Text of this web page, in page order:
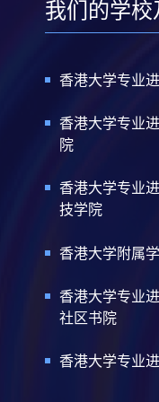
我们的学
香港大学专业
香港大学专业
院
香港大学专业
技学院
香港大学附属
香港大学专业
社区书院
香港大学专业